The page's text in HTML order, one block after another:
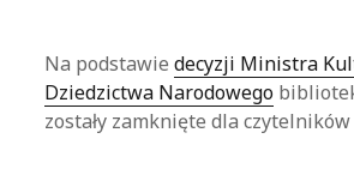
Na podstawiedecyzji Ministra
Dziedzictwa Narodowego
zostały zamknięte dla czytelników